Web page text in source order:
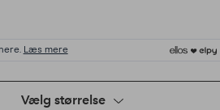
Læs mere
Vælg størrelse